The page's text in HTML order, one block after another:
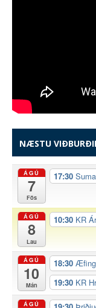
NÆSTU
ÁGÚ
7
Fös
17:30
ÁGÚ
8
Lau
10:30 KR
ÁGÚ
10
Mán
18:30
19:30 KR
ÁGÚ